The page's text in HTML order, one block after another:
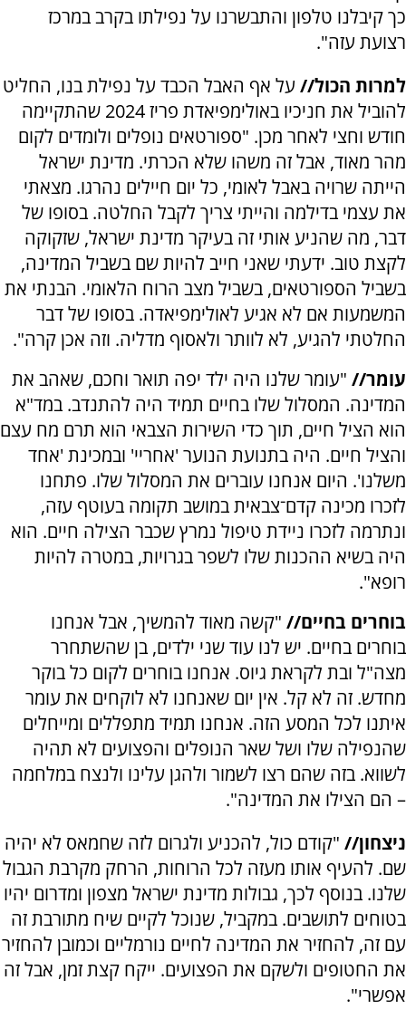
כך קיבלנו טלפון והתבשרנו על נפילתו בקרב במרכז
רצועת עזה".
למרות הכול// על אף האבל הכבד על נפילת בנו, החליט
להוביל את חניכיו באולימפיאדת פריז 2024 שהתקיימה
חודש וחצי לאחר מכן. "ספורטאים נופלים ולומדים לקום
מהר מאוד, אבל זה משהו שלא הכרתי. מדינת ישראל
הייתה שרויה באבל לאומי, כל יום חיילים נהרגו. מצאתי
את עצמי בדילמה והייתי צריך לקבל החלטה. בסופו של
דבר, מה שהניע אותי זה בעיקר מדינת ישראל, שזקוקה
לקצת טוב. ידעתי שאני חייב להיות שם בשביל המדינה,
בשביל הספורטאים, בשביל מצב הרוח הלאומי. הבנתי את
המשמעות אם לא אגיע לאולימפיאדה. בסופו של דבר
החלטתי להגיע, לא לוותר ולאסוף מדליה. וזה אכן קרה".
עומר// "עומר שלנו היה ילד יפה תואר וחכם, שאהב את
המדינה. המסלול שלו בחיים תמיד היה להתנדב. במד"א
הוא הציל חיים, תוך כדי השירות הצבאי הוא תרם מח עצם
והציל חיים. היה בתנועת הנוער 'אחריי' ובמכינת 'אחד
משלנו'. היום אנחנו עוברים את המסלול שלו. פתחנו
לזכרו מכינה קדם־צבאית במושב תקומה בעוטף עזה,
ונתרמה לזכרו ניידת טיפול נמרץ שכבר הצילה חיים. הוא
היה בשיא ההכנות שלו לשפר בגרויות, במטרה להיות
רופא".
בוחרים בחיים// "קשה מאוד להמשיך, אבל אנחנו
בוחרים בחיים. יש לנו עוד שני ילדים, בן שהשתחרר
מצה"ל ובת לקראת גיוס. אנחנו בוחרים לקום כל בוקר
מחדש. זה לא קל. אין יום שאנחנו לא לוקחים את עומר
איתנו לכל המסע הזה. אנחנו תמיד מתפללים ומייחלים
שהנפילה שלו ושל שאר הנופלים והפצועים לא תהיה
לשווא. בזה שהם רצו לשמור ולהגן עלינו ולנצח במלחמה
– הם הצילו את המדינה".
ניצחון// "קודם כול, להכניע ולגרום לזה שחמאס לא יהיה
שם. להעיף אותו מעזה לכל הרוחות, הרחק מקרבת הגבול
שלנו. בנוסף לכך, גבולות מדינת ישראל מצפון ומדרום יהיו
בטוחים לתושבים. במקביל, שנוכל לקיים שיח מתורבת זה
עם זה, להחזיר את המדינה לחיים נורמליים וכמובן להחזיר
את החטופים ולשקם את הפצועים. ייקח קצת זמן, אבל זה
אפשרי".